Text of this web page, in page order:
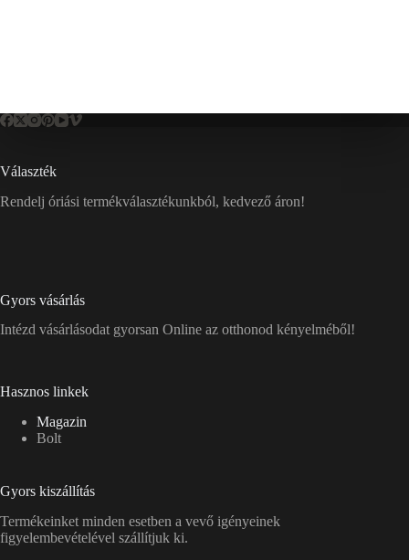
Választék
Rendelj óriási termékválasztékunkból, kedvező áron!
Gyors vásárlás
Intézd vásárlásodat gyorsan Online az otthonod kényelméből!
Hasznos linkek
Magazin
Bolt
Gyors kiszállítás
Termékeinket minden esetben a vevő igényeinek
figyelembevételével szállítjuk ki.